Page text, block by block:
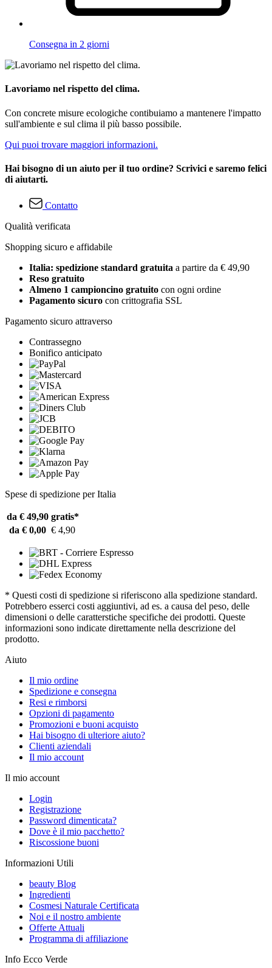
Consegna in 2 giorni
Lavoriamo nel rispetto del clima.
Con concrete misure ecologiche contibuiamo a mantenere l'impatto
sull'ambiente e sul clima il più basso possibile.
Qui puoi trovare maggiori informazioni.
Hai bisogno di un aiuto per il tuo ordine? Scrivici e saremo felici
di aiutarti.
Contatto
Qualità verificata
Shopping sicuro e affidabile
Italia: spedizione standard gratuita a partire da € 49,90
Reso gratuito
Almeno 1 campioncino gratuito con ogni ordine
Pagamento sicuro con crittografia SSL
Pagamento sicuro attraverso
Contrassegno
Bonifico anticipato
Spese di spedizione per Italia
da € 49,90 gratis*
da € 0,00 € 4,90
* Questi costi di spedizione si riferiscono alla spedizione standard.
Potrebbero esserci costi aggiuntivi, ad es. a causa del peso, delle
dimensioni o delle caratterstiche specifiche dei prodotti. Queste
informazioni sono indicate direttamente nella descrizione del
prodotto.
Aiuto
Il mio ordine
Spedizione e consegna
Resi e rimborsi
Opzioni di pagamento
Promozioni e buoni acquisto
Hai bisogno di ulteriore aiuto?
Clienti aziendali
Il mio account
Il mio account
Login
Registrazione
Password dimenticata?
Dove è il mio pacchetto?
Riscossione buoni
Informazioni Utili
beauty Blog
Ingredienti
Cosmesi Naturale Certificata
Noi e il nostro ambiente
Offerte Attuali
Programma di affiliazione
Info Ecco Verde